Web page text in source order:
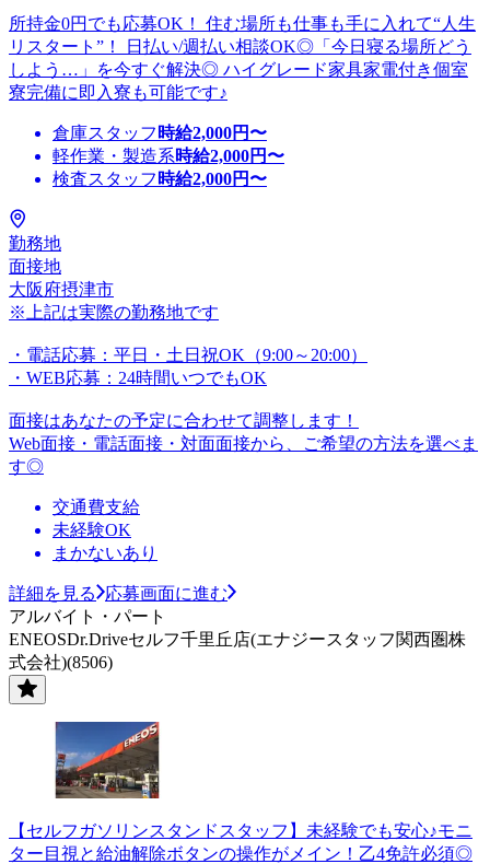
所持金0円でも応募OK！ 住む場所も仕事も手に入れて“人生
リスタート”！ 日払い/週払い相談OK◎「今日寝る場所どう
しよう…」を今すぐ解決◎ ハイグレード家具家電付き個室
寮完備に即入寮も可能です♪
倉庫スタッフ 時給2,000円〜
軽作業・製造系時給2,000円〜
検査スタッフ 時給2,000円〜
勤務地
面接地
大阪府摂津市
※上記は実際の勤務地です
・電話応募：平日・土日祝OK（9:00～20:00）
・WEB応募：24時間いつでもOK
面接はあなたの予定に合わせて調整します！
Web面接・電話面接・対面面接から、ご希望の方法を選べま
す◎
交通費支給
未経験OK
まかないあり
詳細を見る
応募画面に進む
アルバイト・パート
ENEOSDr.Driveセルフ千里丘店(エナジースタッフ関西圏株
式会社)(8506)
【セルフガソリンスタンドスタッフ】未経験でも安心♪モニ
ター目視と給油解除ボタンの操作がメイン！乙4免許必須◎